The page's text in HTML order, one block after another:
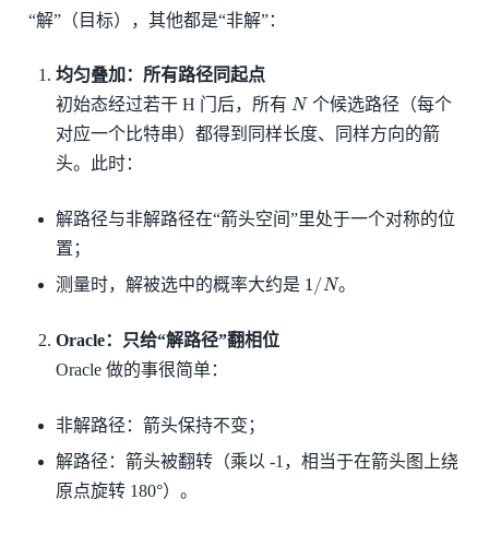
“解”（目标），其他都是“非解”：
均匀叠加：所有路径同起点
初始态经过若干 H 门后，所有N 个候选路径（每个
对应一个比特串）都得到同样长度、同样方向的箭
头。此时：
解路径与非解路径在“箭头空间”里处于一个对称的位
置；
测量时，解被选中的概率大约是 1 /N 。
Oracle：只给“解路径”翻相位
Oracle 做的事很简单：
非解路径：箭头保持不变；
解路径：箭头被翻转（乘以 -1，相当于在箭头图上绕
原点旋转 180°）。